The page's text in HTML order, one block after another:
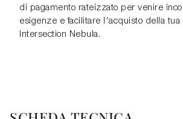
di pagamento rateizzato per venire
esigenze e facilitare l'acquisto della tua
Intersection Nebula.